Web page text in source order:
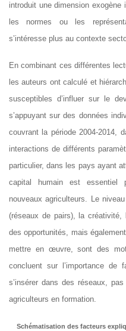
introduit une dimension exogène
les normes ou les
s’intéresse plus au contexte
En combinant ces différentes
les auteurs ont calculé et
susceptibles d’influer sur le
s’appuyant sur des données
couvrant la période 2004-2014,
interactions de différents
particulier, dans les pays ayant
capital humain est essentiel
nouveaux agriculteurs. Le
(réseaux de pairs), la
des opportunités, mais
mettre en œuvre, sont des
concluent sur l’importance
s’insérer dans des réseaux,
agriculteurs en formation.
Schématisation des facteurs